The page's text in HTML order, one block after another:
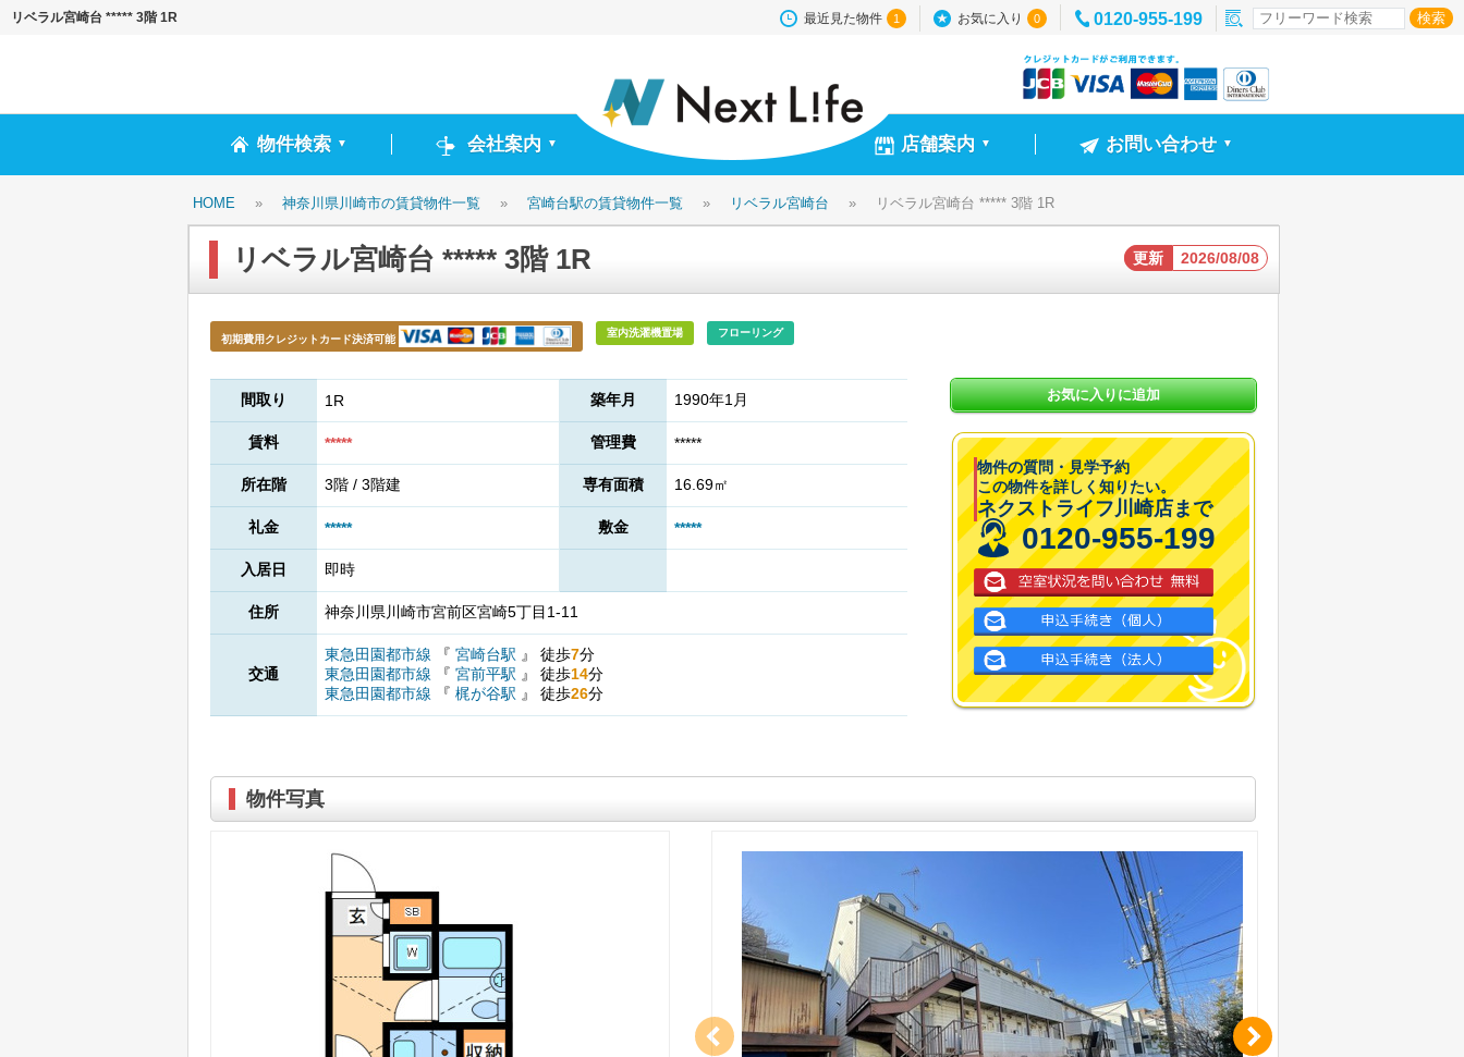
リベラル宮崎台 ***** 3階 1R 最近見た物件 1 お気に入り 0 0120-955-199
物件検索 ▼ 会社案内 ▼ 店舗案内 ▼ お問い合わせ ▼
HOME » 神奈川県川崎市の賃貸物件一覧 » 宮崎台駅の賃貸物件一覧 » リベラル宮崎台 » リベラル宮崎台 ***** 3階 1R
リベラル宮崎台 ***** 3階 1R 更新 2026/08/08
初期費用クレジットカード決済可能
室内洗濯機置場 フローリング
間取り 1R 築年月 1990年1月
賃料 ***** 管理費 *****
所在階 3階 / 3階建 専有面積 16.69㎡
礼金 ***** 敷金 *****
入居日 即時
住所 神奈川県川崎市宮前区宮崎5丁目1-11
交通
東急田園都市線 『 宮崎台駅 』 徒歩7分
東急田園都市線
『 宮前平駅 』 徒歩14分
東急田園都市線
『 梶が谷駅 』 徒歩26分
お気に入りに追加
物件の質問・見学予約
この物件を詳しく知りたい。
ネクストライフ川崎店まで
0120-955-199
物件写真